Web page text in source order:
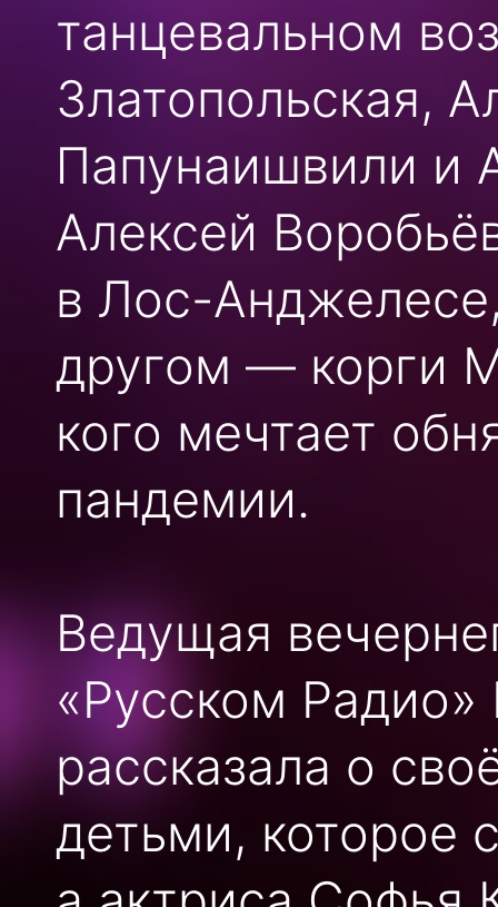
танцевальном
Златопольская,
Папунаишвили и
Алексей
в Лос-
другом — корги
кого мечтает
пандемии.
Ведущая
«Русском
рассказала о
детьми, которое